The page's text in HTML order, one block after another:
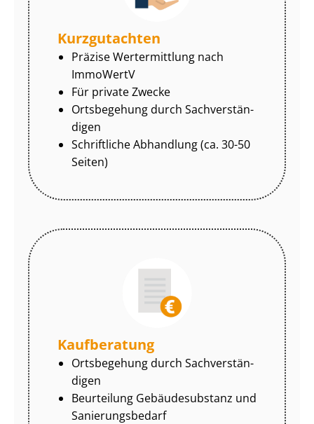
Kurzgutachten
Präzise Wertermittlung nach
ImmoWertV
Für private Zwecke
Ortsbegehung durch Sach­ver­stän­
di­gen
Schriftliche Abhandlung (ca. 30-50
Seiten)
Kaufberatung
Ortsbegehung durch Sach­ver­stän­
di­gen
Beurteilung Gebäudesubstanz und
Sa­nie­rungs­be­darf